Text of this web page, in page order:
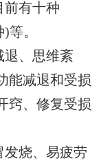
前有十种
等。
退、思维紊
能减退和受损
窍、修复受损
发烧、易疲劳